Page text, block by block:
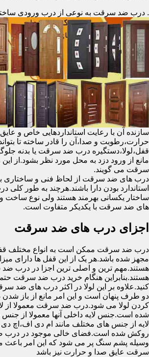
. درب ضد سرقت به نوعی از درب ورودی
سازنده آن با رعایت استانداردهایی خاص و
حرارت،رطوبت و صدا،آن را قادر ساخته تا
قفل،لولا،دستگیره درب ضد سرقت یا بدنه
مانع از ورود دزد به محل مورد نظر بشود.از
سرقت می گویند.
درب های ضد سرقت از لحاظ فنی و ساختاری
استاندارد بودن دارا باشند.هرچند به طور
ساختار یکسانی بهرمند هستند ولی نوع
های ضد سرقت با یکدیکر متفاوت است.
اجزای درب های ضد سرقت
درب ضد سرقت ممکن است به انواع مختلف
مجهز شده باشد.هر یک از این قفل ها دارای
هستند.مهم ترین و اصلی ترین اجزا در درب
هستند.بنابراین هنگام خرید درب ضد سرقت
کنید.علاوه بر این لولا در اکثر درب های ضد
دو طرف پنهان است و این امر مانع از باز
کردن لولا می شود.درب ضد سرقت معمولا از
شده است.جنس لایه داخلی آنها معمولا از جنس
لایه از جنس های مختلف مانند ام دی اف،اچ
روکش شده است.فضای خالی موجود در درب
وسیله پشم سنگ پر می شود که این امر
سرقت عایق صدا و حرارت نیز باشد